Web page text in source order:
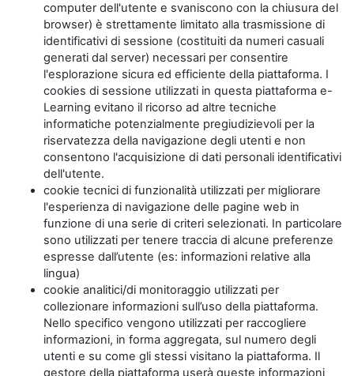
computer dell'utente e svaniscono con la chiusura del
browser) è strettamente limitato alla trasmissione di
identificativi di sessione (costituiti da numeri casuali
generati dal server) necessari per consentire
l'esplorazione sicura ed efficiente della piattaforma. I
cookies di sessione utilizzati in questa piattaforma e-
Learning evitano il ricorso ad altre tecniche
informatiche potenzialmente pregiudizievoli per la
riservatezza della navigazione degli utenti e non
consentono l'acquisizione di dati personali identificativi
dell'utente.
cookie tecnici di funzionalità utilizzati per migliorare
l'esperienza di navigazione delle pagine web in
funzione di una serie di criteri selezionati. In particolare
sono utilizzati per tenere traccia di alcune preferenze
espresse dall’utente (es: informazioni relative alla
lingua)
cookie analitici/di monitoraggio utilizzati per
collezionare informazioni sull’uso della piattaforma.
Nello specifico vengono utilizzati per raccogliere
informazioni, in forma aggregata, sul numero degli
utenti e su come gli stessi visitano la piattaforma. Il
gestore della piattaforma userà queste informazioni